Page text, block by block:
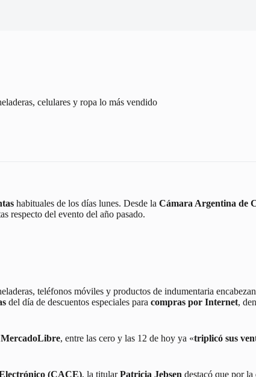
celulares y ropa lo más vendido
habituales de los días lunes. Desde la Cámara Argentina de
respecto del evento del año pasado.
teléfonos móviles y productos de indumentaria
del día de descuentos especiales para compras por Internet,
MercadoLibre, entre las cero y las 12 de hoy ya «triplicó sus
(CACE), la titularPatricia Jebsen destacó que por la